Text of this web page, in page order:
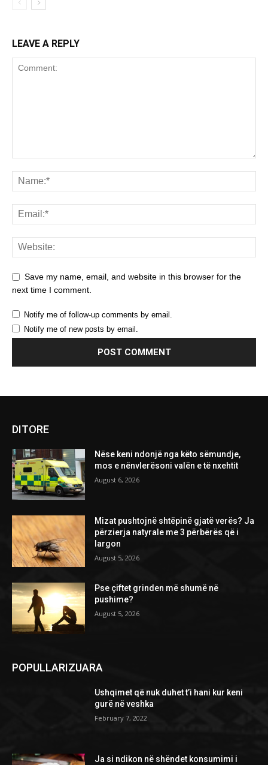
LEAVE A REPLY
Save my name, email, and website in this browser for the
next time I comment.
Notify me of follow-up comments by email.
Notify me of new posts by email.
DITORE
Nëse keni ndonjë nga këto sëmundje,
mos e nënvlerësoni valën e të nxehtit
August 6, 2026
Mizat pushtojnë shtëpinë gjatë verës? Ja
përzierja natyrale me 3 përbërës që i
largon
August 5, 2026
Pse çiftet grinden më shumë në
pushime?
August 5, 2026
POPULLARIZUARA
Ushqimet që nuk duhet t’i hani kur keni
gurë në veshka
February 7, 2022
Ja si ndikon në shëndet konsumimi i